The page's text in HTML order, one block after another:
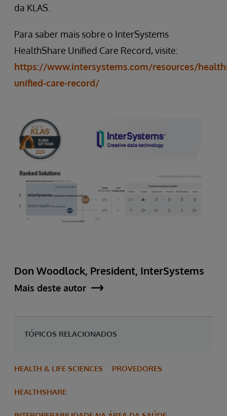
da KLAS.
Para saber mais sobre o InterSystems
HealthShare Unified Care Record, visite:
https://www.intersystems.com/resources/
unified-care-record/
Don Woodlock, President, InterSystems
Mais deste autor
TÓPICOS RELACIONADOS
HEALTH & LIFE SCIENCES PROVEDORES
HEALTHSHARE